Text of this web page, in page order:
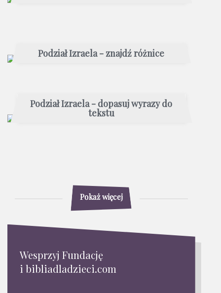
Podział Izraela - znajdź różnice
Podział Izraela - dopasuj wyrazy do
tekstu
Pokaż więcej
Wesprzyj Fundację
i bibliadladzieci.com